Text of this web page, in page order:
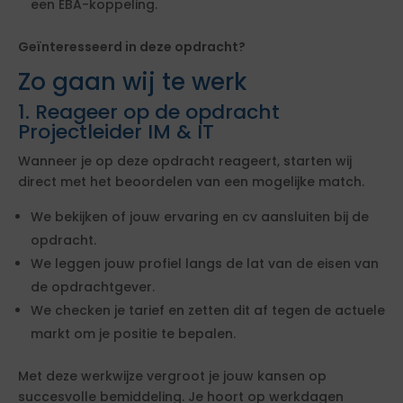
een EBA-koppeling.
Geïnteresseerd in deze opdracht?
Zo gaan wij te werk
1. Reageer op de opdracht
Projectleider IM & IT
Wanneer je op deze opdracht reageert, starten wij
direct met het beoordelen van een mogelijke match.
We bekijken of jouw ervaring en cv aansluiten bij de
opdracht.
We leggen jouw profiel langs de lat van de eisen van
de opdrachtgever.
We checken je tarief en zetten dit af tegen de actuele
markt om je positie te bepalen.
Met deze werkwijze vergroot je jouw kansen op
succesvolle bemiddeling. Je hoort op werkdagen